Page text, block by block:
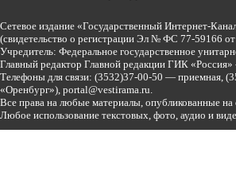
Сетевое издание «Государственный Интернет-
(свидетельство о регистрации Эл № ФС 77-59166
Учредитель: Федеральное государственное
Главный редактор Главной редакции ГИК
Телефоны для связи: (3532)37-00-50 — приемная,
«Оренбург»), portal@vestirama.ru.
Все права на любые материалы, опубликованные
Любое использование текстовых, фото, аудио и